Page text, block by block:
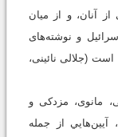
آنان، و از میان
و نوشته‌های
(جلالی نائینی،
مانوی، مزدکی و
از جمله